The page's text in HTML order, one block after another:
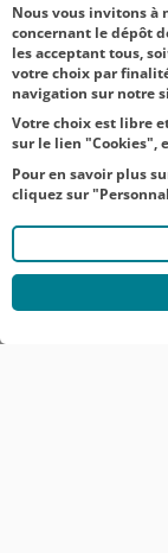
Nous vous invitons à
concernant le dépôt
les acceptant tous,
votre choix par
navigation sur notre
Votre choix est libre
sur le lien "Cookies",
Pour en savoir plus
cliquez sur